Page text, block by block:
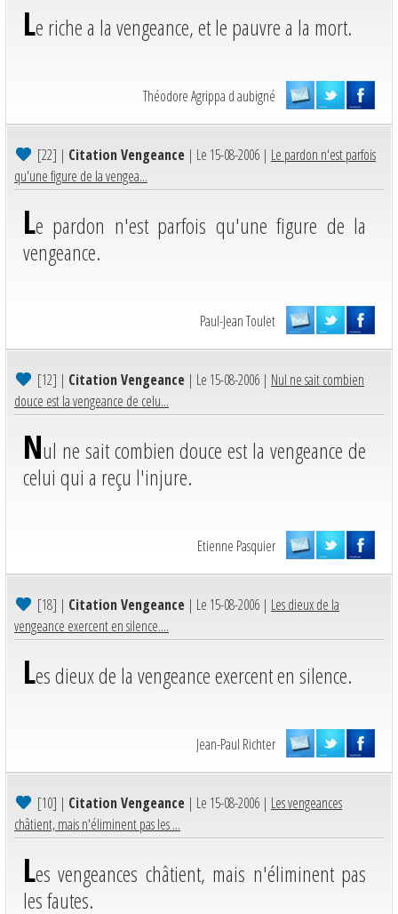
Le riche a la vengeance, et le pauvre a la mort.
Théodore Agrippa d aubigné
[22] | Citation Vengeance | Le 15-08-2006 | Le pardon n'est parfois
qu'une figure de la vengea...
Le pardon n'est parfois qu'une figure de la
vengeance.
Paul-Jean Toulet
[12] | Citation Vengeance | Le 15-08-2006 | Nul ne sait combien
douce est la vengeance de celu...
Nul ne sait combien douce est la vengeance de
celui qui a reçu l'injure.
Etienne Pasquier
[18] | Citation Vengeance | Le 15-08-2006 | Les dieux de la
vengeance exercent en silence....
Les dieux de la vengeance exercent en silence.
Jean-Paul Richter
[10] | Citation Vengeance | Le 15-08-2006 | Les vengeances
châtient, mais n'éliminent pas les ...
Les vengeances châtient, mais n'éliminent pas
les fautes.